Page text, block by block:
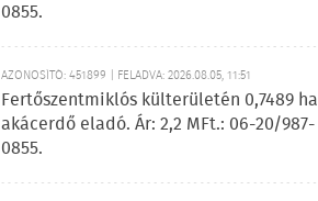
0855.
AZONOSÍTÓ: 451899 | FELADVA: 2026.08.05, 11:51
Fertőszentmiklós külterületén 0,7489 ha
akácerdő eladó. Ár: 2,2 MFt.: 06-20/987-
0855.